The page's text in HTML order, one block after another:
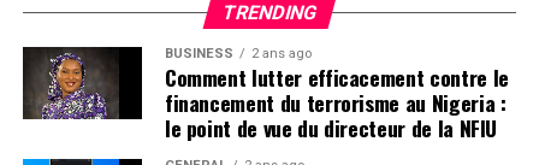
App store par un communiqué officiel.«Apple doit
respecter les lois en vigueur dans les régions où elle
opère. Selon la loi Protecting Americans from Foreign
Adversary Controlled Applications act, les applications
développées par ByteDance ltd., y compris TikTok et ses
TRENDING
BUSINESS 2 ans ago
Comment lutter efficacement contre le
financement du terrorisme au Nigeria :
le point de vue du directeur de la NFIU